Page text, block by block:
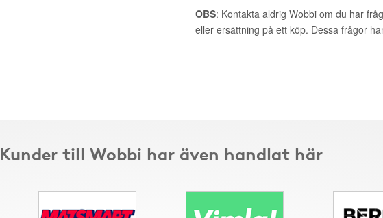
OBS: Kontakta aldrig Wobbi om du har
eller ersättning på ett köp. Dessa frågor
Kunder till Wobbi har även handlat här